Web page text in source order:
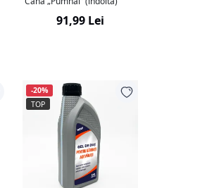
91,99 Lei
-20%
TOP